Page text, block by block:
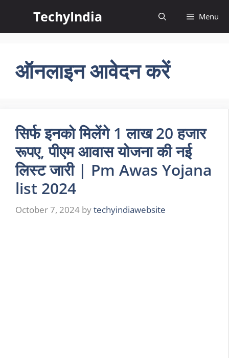
content
TechyIndia Menu
ऑनलाइन आवेदन करें
सिर्फ इनको मिलेंगे 1 लाख 20 हजार
रूपए, पीएम आवास योजना की नई
लिस्ट जारी | Pm Awas Yojana
list 2024
October 7, 2024 bytechyindiawebsite